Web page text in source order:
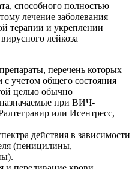
способного полностью
лечение заболевания
терапии и укреплении
лейкоза
перечень которых
с учетом общего состояния
целью обычно
назначаемые при ВИЧ-
или Исентресс,
действия в зависимости
(пеницилины,